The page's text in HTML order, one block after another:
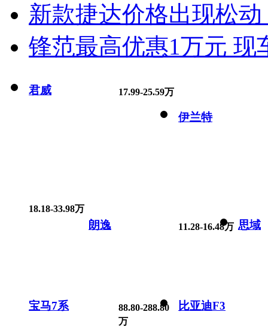
新款捷达价格出现松
锋范最高优惠1万元 现
君威 17.99-25.59万
伊兰特
18.18-33.98万
朗逸 11.28-16.48万 思域
宝马7系
88.80-288.80
万
比亚迪F3